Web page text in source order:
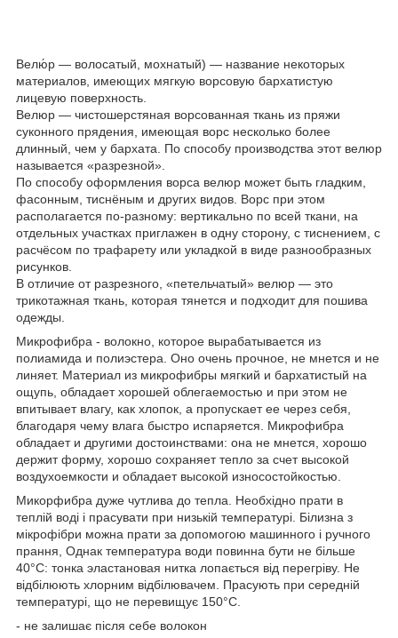
Велю́р — волосатый, мохнатый) — название некоторых
материалов, имеющих мягкую ворсовую бархатистую
лицевую поверхность.
Велюр — чистошерстяная ворсованная ткань из пряжи
суконного прядения, имеющая ворс несколько более
длинный, чем у бархата. По способу производства этот велюр
называется «разрезной».
По способу оформления ворса велюр может быть гладким,
фасонным, тиснёным и других видов. Ворс при этом
располагается по-разному: вертикально по всей ткани, на
отдельных участках приглажен в одну сторону, с тиснением, с
расчёсом по трафарету или укладкой в виде разнообразных
рисунков.
В отличие от разрезного, «петельчатый» велюр — это
трикотажная ткань, которая тянется и подходит для пошива
одежды.
Микрофибра - волокно, которое вырабатывается из
полиамида и полиэстера. Оно очень прочное, не мнется и не
линяет. Материал из микрофибры мягкий и бархатистый на
ощупь, обладает хорошей облегаемостью и при этом не
впитывает влагу, как хлопок, а пропускает ее через себя,
благодаря чему влага быстро испаряется. Микрофибра
обладает и другими достоинствами: она не мнется, хорошо
держит форму, хорошо сохраняет тепло за счет высокой
воздухоемкости и обладает высокой износостойкостью.
Микорфибра дуже чутлива до тепла. Необхідно прати в
теплій воді і прасувати при низькій температурі. Білизна з
мікрофібри можна прати за допомогою машинного і ручного
прання, Однак температура води повинна бути не більше
40°С: тонка эластановая нитка лопається від перегріву. Не
відбілюють хлорним відбілювачем. Прасують при середній
температурі, що не перевищує 150°С.
- не залишає після себе волокон